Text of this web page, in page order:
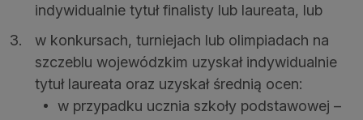
indywidualnie tytuł finalisty lub laureata, lub
w konkursach, turniejach lub olimpiadach na
szczeblu wojewódzkim uzyskał indywidualnie
tytuł laureata oraz uzyskał średnią ocen:
w przypadku ucznia szkoły podstawowej –